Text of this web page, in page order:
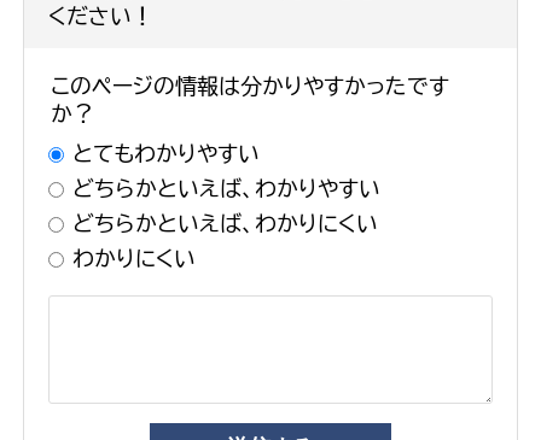
ください！
このページの情報は分かりやすかったです
か？
とてもわかりやすい
どちらかといえば、わかりやすい
どちらかといえば、わかりにくい
わかりにくい